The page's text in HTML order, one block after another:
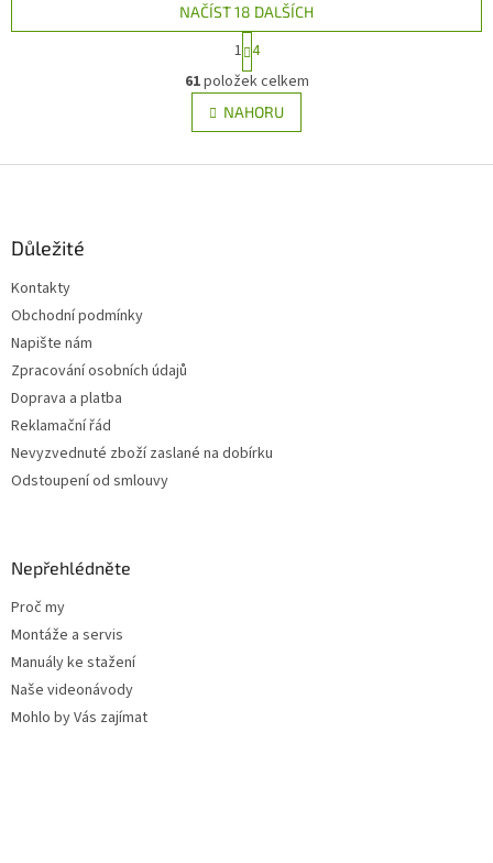
O
v
l
á
u
NAČÍST 18 DALŠÍCH
S
t
r
á
n
k
v
1 4
61položek celkem
NAHORU
Důležité
Kontakty
Obchodní podmínky
Napište nám
Zpracování osobních údajů
Doprava a platba
Reklamační řád
Nevyzvednuté zboží zaslané na dobírku
Odstoupení od smlouvy
Nepřehlédněte
Proč my
Montáže a servis
Manuály ke stažení
Naše videonávody
Mohlo by Vás zajímat